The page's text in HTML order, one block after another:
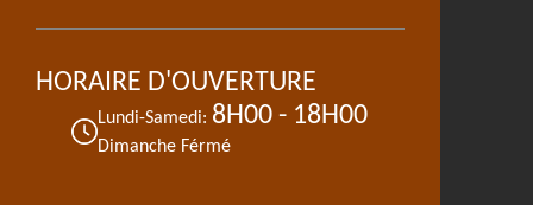
HORAIRE D'OUVERTURE
Lundi-Samedi: 8H00 - 18H00
Dimanche Férmé